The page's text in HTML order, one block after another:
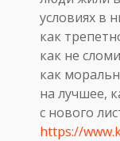
условиях в
как
как не
как
на лучшее,
с нового
https://